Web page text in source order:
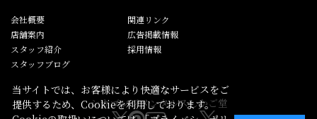
会社概要
店舗案内
スタッフ紹介
スタッフブログ
関連リンク
広告掲載情報
採用情報
シカゴレジメンタルスしかご堂
当サイトでは、お客様により快適なサービスをご
提供するため、Cookieを利用しております。